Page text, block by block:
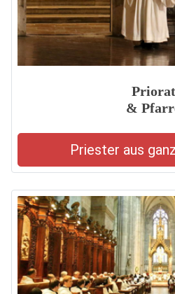
&
Priester aus